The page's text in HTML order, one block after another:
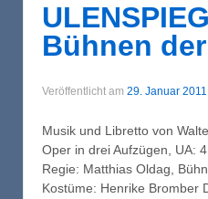
Bühnen
Veröffentlicht am 29. Januar 2011
Musik und Libretto von
Oper in drei Aufzügen, UA:
Regie: Matthias Oldag,
Kostüme: Henrike Bromber